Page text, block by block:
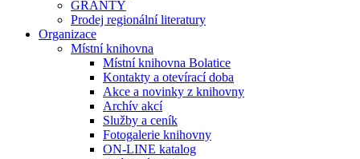
GRANTY
Prodej regionální literatury
Organizace
Místní knihovna
Místní knihovna Bolatice
Kontakty a otevírací doba
Akce a novinky z knihovny
Archív akcí
Služby a ceník
Fotogalerie knihovny
ON-LINE katalog